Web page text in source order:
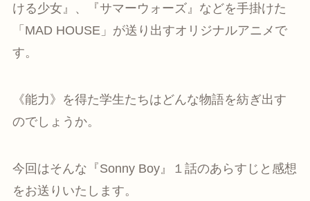
ける少女』、『サマーウォーズ』などを手掛けた
「MAD HOUSE」が送り出すオリジナルアニメで
す。
《能力》を得た学生たちはどんな物語を紡ぎ出す
のでしょうか。
今回はそんな『Sonny Boy』１話のあらすじと感想
をお送りいたします。